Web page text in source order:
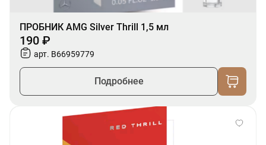
ПРОБНИК AMG Silver Thrill 1,5 мл
190 ₽
арт. B66959779
Подробнее